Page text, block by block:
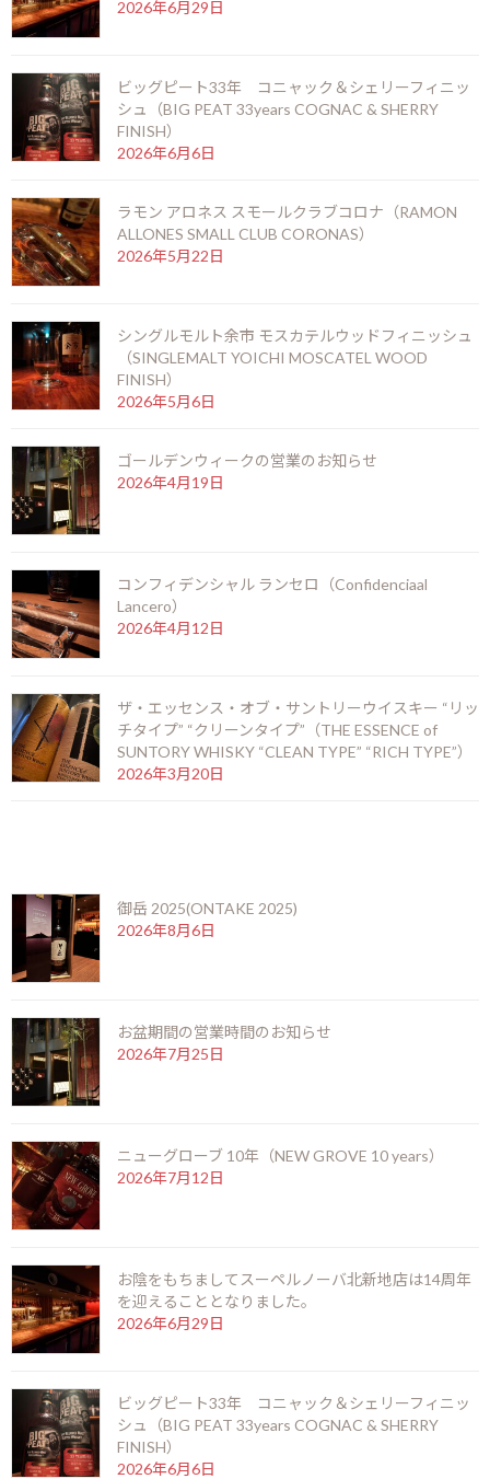
かつてはロメオイフリエタよりも販売数を誇っていたモンテクリ
スト、1935年にアロンソ・メネンデスがH.アップマン工場を買収
ても知られています。
喘息持ちだったゲバラが葉巻を吸うようになったのは、ゲリラ戦
を繰り返す中で虫除けとして葉巻を咥えるようになり、気がつい
モンテクリストの特徴として、スタンダードラインが大きいもの
にはNo.6やNo.7もあったそうです。
その中でも一際人気があるピラミデサイズのNo.2を、そのまま短
くしたような形がこのペティNo.2、2013年からスタンダードライ
近年流行りの太短いフォルムで、1時間弱ほどのお時間でお楽しみ
いただけて、モンテクリストらしいしっかりとしたウッディーさと
甘さを感じられます。
F
ac
e
b
o
o
k
X Li
n
M
es
n
g
er
C
Li
n
共
カテゴリー お知らせ
前の記事
2026年2月8日
ニューヨーク（NEW YORK）
2026年3月8日
御岳 2025(ONTAKE 2025)
2026年8月6日
お盆期間の営業時間のお知らせ
2026年7月25日
2026年6月29日
ビッグピート33年 コニャック＆シェリーフィニッ
シュ（BIG PEAT 33years COGNAC & SHERRY
FINISH）
2026年6月6日
ラモン アロネス スモールクラブコロナ（RAMON
ALLONES SMALL CLUB CORONAS）
2026年5月22日
シングルモルト余市 モスカテルウッドフィニッシュ
（SINGLEMALT YOICHI MOSCATEL WOOD
FINISH）
2026年5月6日
ゴールデンウィークの営業のお知らせ
2026年4月19日
コンフィデンシャル ランセロ（Confidenciaal
Lancero）
2026年4月12日
ザ・エッセンス・オブ・サントリーウイスキー “リッ
チタイプ” “クリーンタイプ”（THE ESSENCE of
SUNTORY WHISKY “CLEAN TYPE” “RICH TYPE”）
2026年3月20日
御岳 2025(ONTAKE 2025)
2026年8月6日
お盆期間の営業時間のお知らせ
2026年7月25日
ニューグローブ 10年（NEW GROVE 10 years）
2026年7月12日
お陰をもちましてスーペルノーバ北新地店は14周年
を迎えることとなりました。
2026年6月29日
ビッグピート33年 コニャック＆シェリーフィニッ
シュ（BIG PEAT 33years COGNAC & SHERRY
FINISH）
2026年6月6日